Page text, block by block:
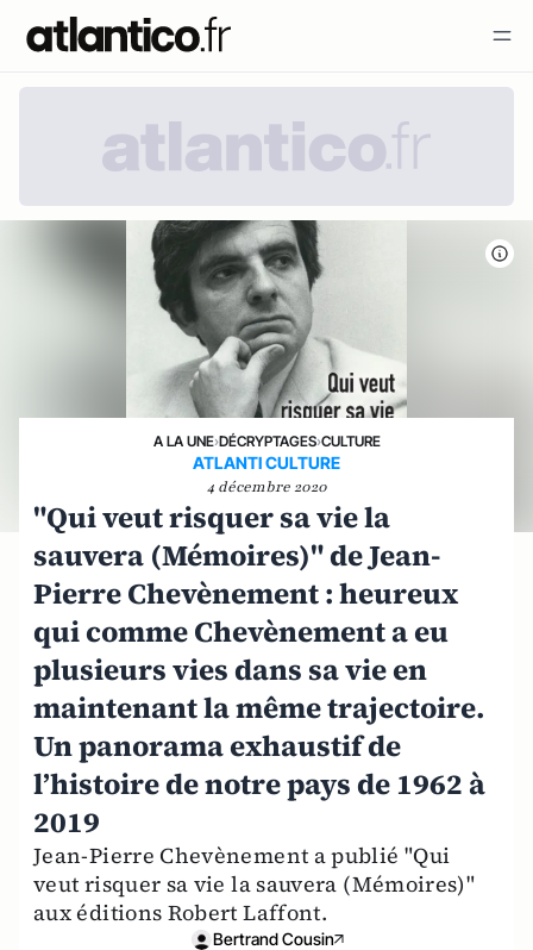
A LA UNE›DÉCRYPTAGES›CULTURE
ATLANTI CULTURE
4 décembre 2020
"Qui veut risquer sa vie la
sauvera (Mémoires)" de Jean-
Pierre Chevènement : heureux
qui comme Chevènement a eu
plusieurs vies dans sa vie en
maintenant la même trajectoire.
Un panorama exhaustif de
l’histoire de notre pays de 1962 à
2019
Jean-Pierre Chevènement a publié "Qui
veut risquer sa vie la sauvera (Mémoires)"
aux éditions Robert Laffont.
Bertrand Cousin